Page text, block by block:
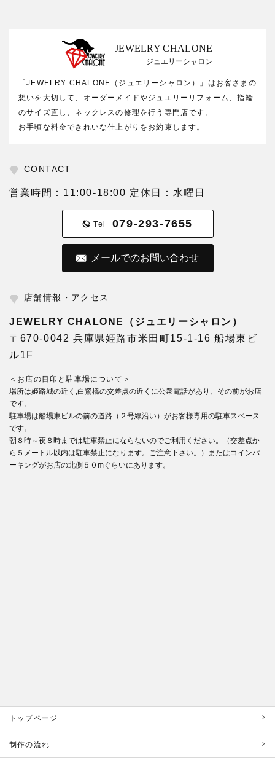
JEWELRY CHALONE
ジュエリーシャロン
「JEWELRY CHALONE（ジュエリーシャロン）」はお客さまの
想いを大切して、オーダーメイドやジュエリーリフォーム、指輪
のサイズ直し、ネックレスの修理を行う専門店です。
お手頃な料金できれいな仕上がりをお約束します。
CONTACT
営業時間：11:00-18:00 定休日：水曜日
Tel 079-293-7655
メールでのお問い合わせ
店舗情報・アクセス
JEWELRY CHALONE（ジュエリーシャロン）
〒670-0042 兵庫県姫路市米田町15-1-16 船場東ビ
ル1F
＜お店の目印と駐車場について＞
場所は姫路城の近く,白鷺橋の交差点の近くに公衆電話があり、その前がお店
です。
駐車場は船場東ビルの前の道路（２号線沿い）がお客様専用の駐車スペース
です。
朝８時～夜８時までは駐車禁止にならないのでご利用ください。（交差点か
ら５メートル以内は駐車禁止になります。ご注意下さい。）またはコインパ
ーキングがお店の北側５０mぐらいにあります。
トップページ
制作の流れ